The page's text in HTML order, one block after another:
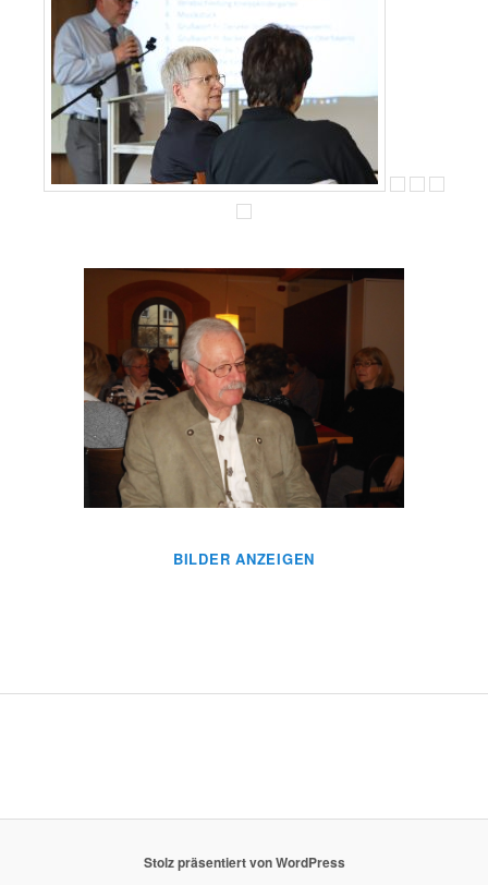
BILDER ANZEIGEN
Stolz präsentiert von WordPress